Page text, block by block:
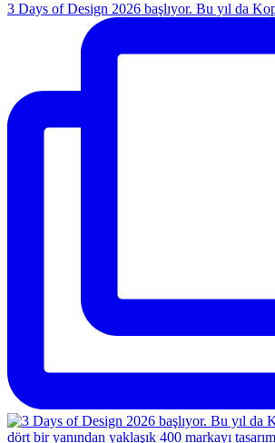
3 Days of Design 2026 başlıyor. Bu yıl da